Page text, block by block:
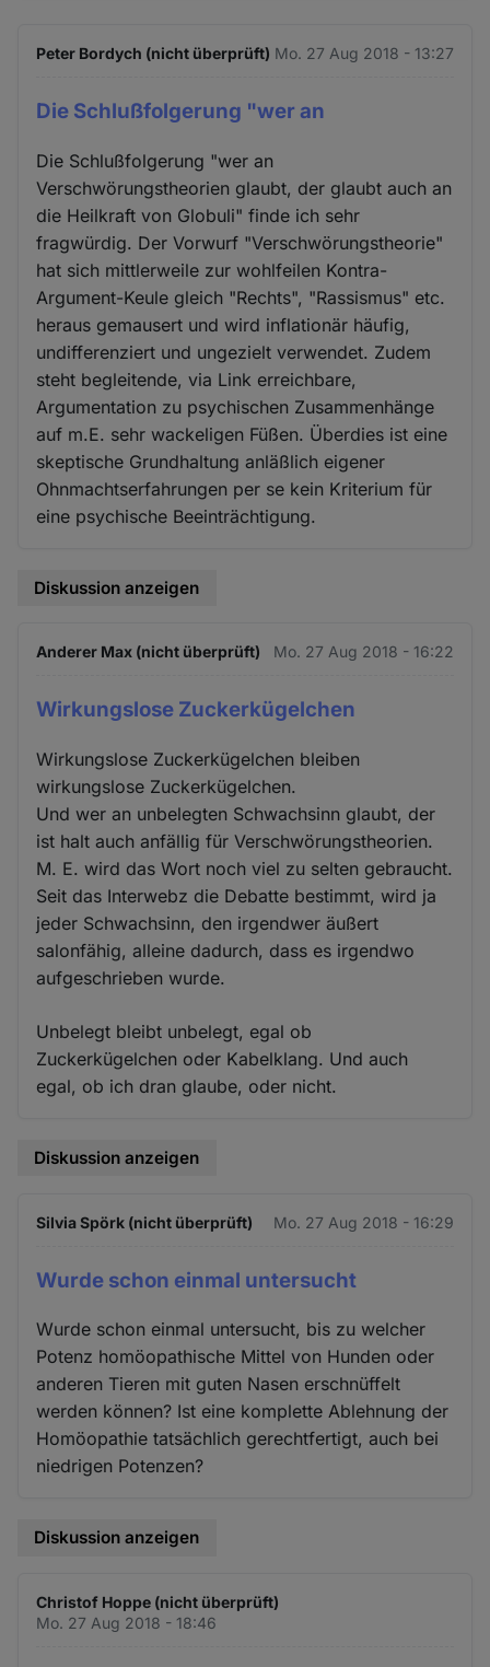
Peter Bordych (nicht überprüft) Mo. 27 Aug 2018 - 13:27
Die Schlußfolgerung "wer an
Die Schlußfolgerung "wer an
Verschwörungstheorien glaubt, der glaubt auch an
die Heilkraft von Globuli" finde ich sehr
fragwürdig. Der Vorwurf "Verschwörungstheorie"
hat sich mittlerweile zur wohlfeilen Kontra-
Argument-Keule gleich "Rechts", "Rassismus" etc.
heraus gemausert und wird inflationär häufig,
undifferenziert und ungezielt verwendet. Zudem
steht begleitende, via Link erreichbare,
Argumentation zu psychischen Zusammenhänge
auf m.E. sehr wackeligen Füßen. Überdies ist eine
skeptische Grundhaltung anläßlich eigener
Ohnmachtserfahrungen per se kein Kriterium für
eine psychische Beeinträchtigung.
Diskussion anzeigen
Anderer Max (nicht überprüft) Mo. 27 Aug 2018 - 16:22
Wirkungslose Zuckerkügelchen
Wirkungslose Zuckerkügelchen bleiben
wirkungslose Zuckerkügelchen.
Und wer an unbelegten Schwachsinn glaubt, der
ist halt auch anfällig für Verschwörungstheorien.
M. E. wird das Wort noch viel zu selten gebraucht.
Seit das Interwebz die Debatte bestimmt, wird ja
jeder Schwachsinn, den irgendwer äußert
salonfähig, alleine dadurch, dass es irgendwo
aufgeschrieben wurde.
Unbelegt bleibt unbelegt, egal ob
Zuckerkügelchen oder Kabelklang. Und auch
egal, ob ich dran glaube, oder nicht.
Diskussion anzeigen
Silvia Spörk (nicht überprüft) Mo. 27 Aug 2018 - 16:29
Wurde schon einmal untersucht
Wurde schon einmal untersucht, bis zu welcher
Potenz homöopathische Mittel von Hunden oder
anderen Tieren mit guten Nasen erschnüffelt
werden können? Ist eine komplette Ablehnung der
Homöopathie tatsächlich gerechtfertigt, auch bei
niedrigen Potenzen?
Diskussion anzeigen
Christof Hoppe (nicht überprüft)
Mo. 27 Aug 2018 - 18:46